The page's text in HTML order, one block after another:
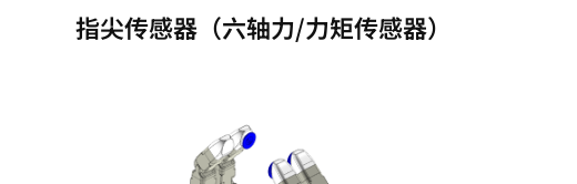
指尖传感器（六轴力/力矩传感器）